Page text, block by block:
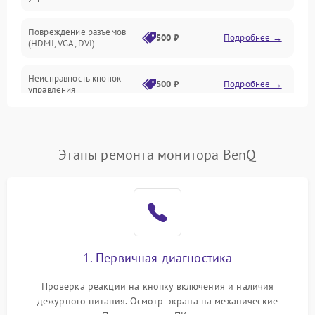
Повреждение разъемов
(HDMI, VGA, DVI)
500 ₽ Подробнее →
Неисправность кнопок
управления
500 ₽ Подробнее →
Повреждение кабеля
Подробнее →
1000 ₽
Поломка системы
автоматического
1000 ₽ Подробнее →
Неисправность системы
Этапы ремонта монитора BenQ
1. Первичная диагностика
Проверка реакции на кнопку включения и наличия
дежурного питания. Осмотр экрана на механические